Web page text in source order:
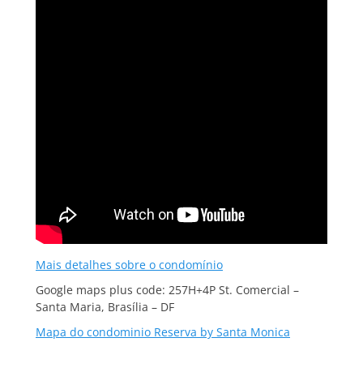
Mais detalhes sobre o condomínio
Google maps plus code: 257H+4P St. Comercial –
Santa Maria, Brasília – DF
Mapa do condominio Reserva by Santa Monica